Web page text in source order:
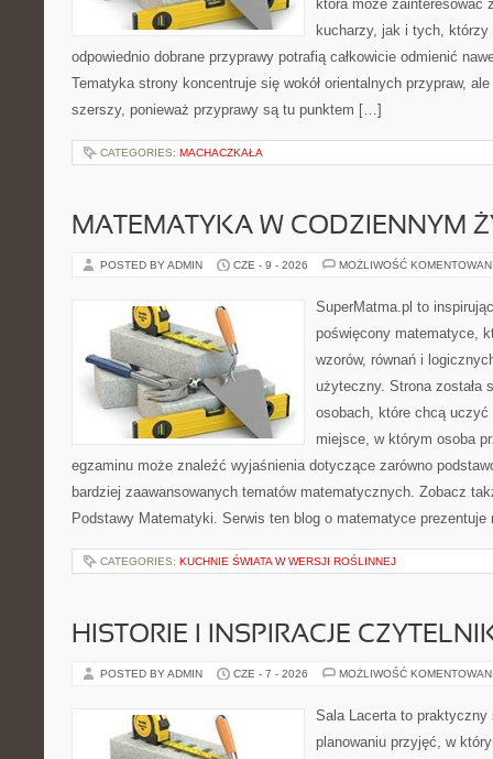
która może zainteresować
kucharzy, jak i tych, którzy
odpowiednio dobrane przyprawy potrafią całkowicie odmienić
Tematyka strony koncentruje się wokół orientalnych przypraw,
szerszy, ponieważ przyprawy są tu punktem […]
CATEGORIES: MACHACZKAŁA
MATEMATYKA W CODZIENNYM
POSTED BY ADMIN CZE - 9 - 2026 MOŻLIWOŚĆ
SuperMatma.pl to
poświęcony matematyce,
wzorów, równań i
użyteczny. Strona została
osobach, które chcą
miejsce, w którym osoba
egzaminu może znaleźć wyjaśnienia dotyczące zarówno
bardziej zaawansowanych tematów matematycznych. Zobacz
Podstawy Matematyki. Serwis ten blog o matematyce
CATEGORIES: KUCHNIE ŚWIATA W WERSJI ROŚLINNEJ
HISTORIE I INSPIRACJE
POSTED BY ADMIN CZE - 7 - 2026 MOŻLIWOŚĆ
Sala Lacerta to praktyczny
planowaniu przyjęć, w